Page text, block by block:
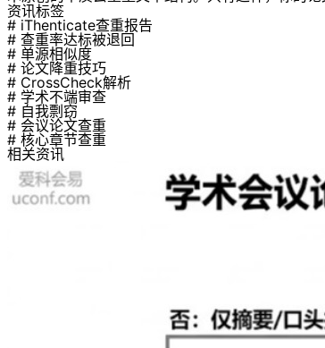
资讯标签
# iThenticate查重报告
# 查重率达标被退回
# 单源相似度
# 论文降重技巧
# CrossCheck解析
# 学术不端审查
# 自我剽窃
# 会议论文查重
# 核心章节查重
相关资讯